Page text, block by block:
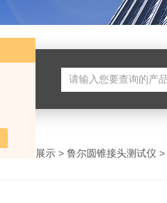
产品展示 > 鲁尔圆锥接头测试仪 >